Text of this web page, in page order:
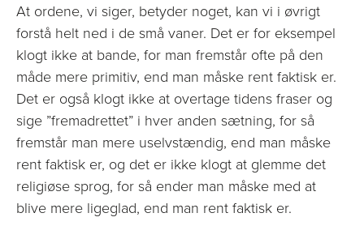
At ordene, vi siger, betyder noget, kan vi i øvrigt
forstå helt ned i de små vaner. Det er for eksempel
klogt ikke at bande, for man fremstår ofte på den
måde mere primitiv, end man måske rent faktisk er.
Det er også klogt ikke at overtage tidens fraser og
sige ”fremadrettet” i hver anden sætning, for så
fremstår man mere uselvstændig, end man måske
rent faktisk er, og det er ikke klogt at glemme det
religiøse sprog, for så ender man måske med at
blive mere ligeglad, end man rent faktisk er.